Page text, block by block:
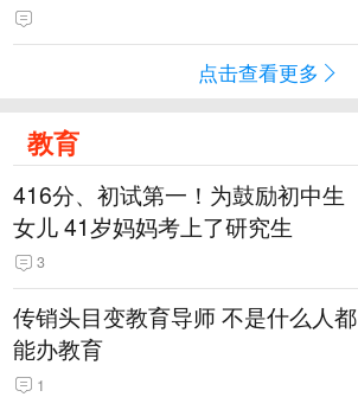
点击查看更多
教育
416分、初试第一！为鼓励初中生
女儿 41岁妈妈考上了研究生
3
传销头目变教育导师 不是什么人都
能办教育
1